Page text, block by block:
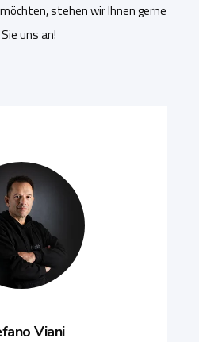
stehen wir Ihnen gerne
uns an!
Viani